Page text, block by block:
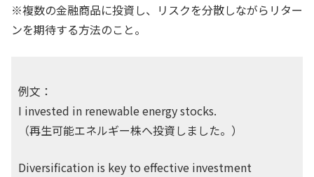
※複数の金融商品に投資し、リスクを分散しながらリター
ンを期待する方法のこと。
例文：
I invested in renewable energy stocks.
（再生可能エネルギー株へ投資しました。）
Diversification is key to effective investment